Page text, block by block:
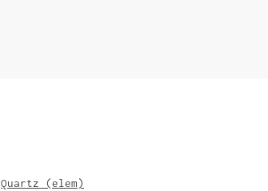
Quartz (elem)